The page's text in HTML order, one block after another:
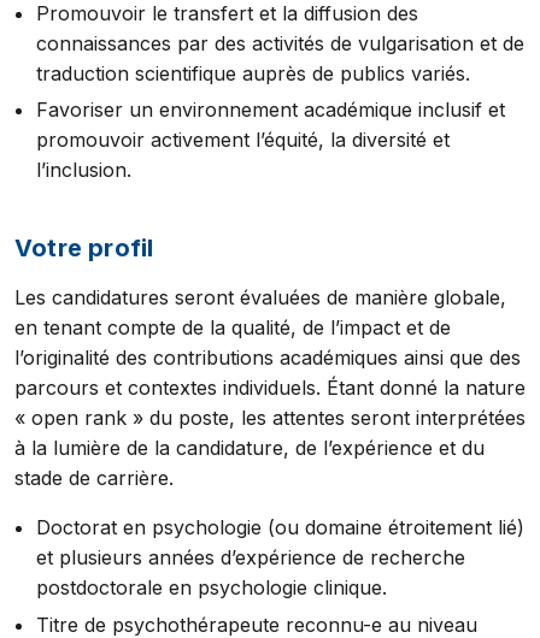
Promouvoir le transfert et la diffusion des
connaissances par des activités de vulgarisation et de
traduction scientifique auprès de publics variés.
Favoriser un environnement académique inclusif et
promouvoir activement l’équité, la diversité et
l’inclusion.
Votre profil
Les candidatures seront évaluées de manière globale,
en tenant compte de la qualité, de l’impact et de
l’originalité des contributions académiques ainsi que des
parcours et contextes individuels. Étant donné la nature
« open rank » du poste, les attentes seront interprétées
à la lumière de la candidature, de l’expérience et du
stade de carrière.
Doctorat en psychologie (ou domaine étroitement lié)
et plusieurs années d’expérience de recherche
postdoctorale en psychologie clinique.
Titre de psychothérapeute reconnu-e au niveau